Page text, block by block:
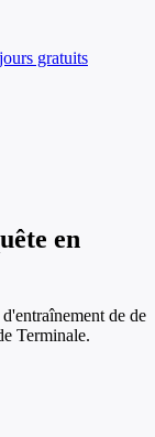
gratuits
en
de de
Terminale.